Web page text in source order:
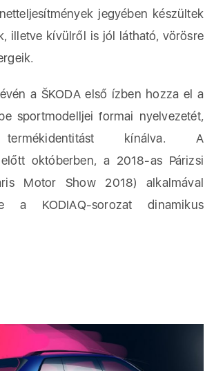
jegyében készültek
illetve kívülről is jól látható, vörösre
a ŠKODA első ízben hozza el a
sportmodelljei formai nyelvezetét,
termékidentitást kínálva. A
októberben, a 2018-as Párizsi
Motor Show 2018) alkalmával
a KODIAQ-sorozat dinamikus